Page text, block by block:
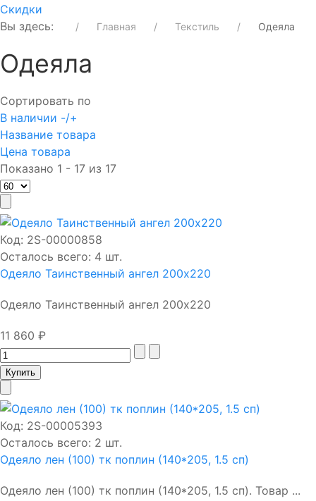
Скидки
Вы здесь:
Главная Текстиль Одеяла
Одеяла
Сортировать по
В наличии -/+
Название товара
Цена товара
Показано 1 - 17 из 17
Код: 2S-00000858
Осталось всего: 4 шт.
Одеяло Таинственный ангел 200х220
Одеяло Таинственный ангел 200х220
11 860 ₽
Код: 2S-00005393
Осталось всего: 2 шт.
Одеяло лен (100) тк поплин (140*205, 1.5 сп)
Одеяло лен (100) тк поплин (140*205, 1.5 сп). Товар ...